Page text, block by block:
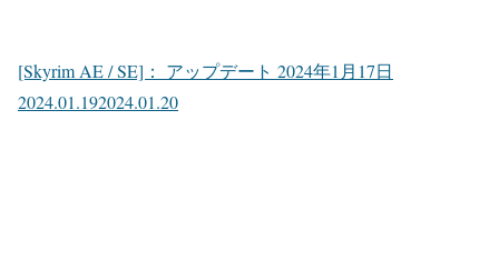
[Skyrim AE / SE]： アップデート 2024年1月17日
2024.01.192024.01.20